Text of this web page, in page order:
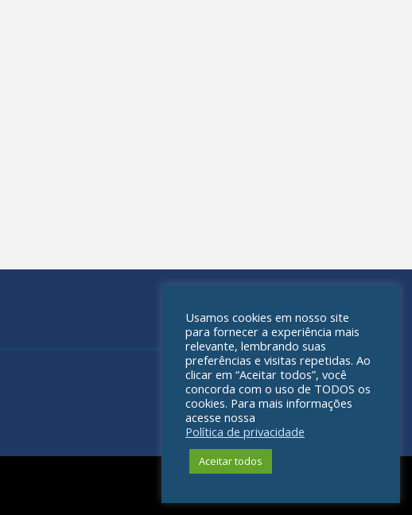
Usamos cookies em nosso site
para fornecer a experiência mais
relevante, lembrando suas
preferências e visitas repetidas. Ao
clicar em “Aceitar todos”, você
concorda com o uso de TODOS os
cookies. Para mais informações
acesse nossa
Política de privacidade
Aceitar todos